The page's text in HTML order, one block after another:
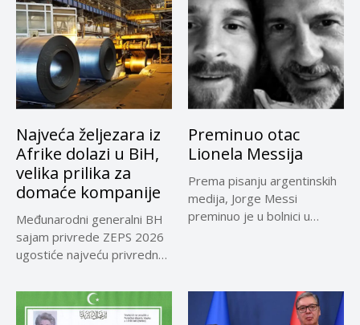
Najveća željezara iz
Afrike dolazi u BiH,
velika prilika za
domaće kompanije
Međunarodni generalni BH
sajam privrede ZEPS 2026
ugostiće najveću privrednu
Preminuo otac
Lionela Messija
Prema pisanju argentinskih
medija, Jorge Messi
preminuo je u bolnici u